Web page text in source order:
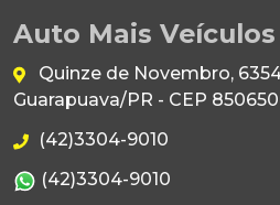
Auto Mais Veículos
Quinze de Novembro,
Guarapuava/PR - CEP
(42)3304-9010
(42)3304-9010